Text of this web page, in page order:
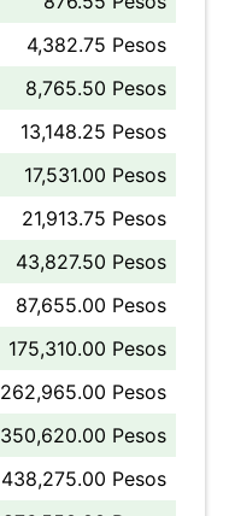
4,382.75 Pesos
8,765.50 Pesos
13,148.25 Pesos
17,531.00 Pesos
21,913.75 Pesos
43,827.50 Pesos
87,655.00 Pesos
175,310.00 Pesos
262,965.00 Pesos
350,620.00 Pesos
438,275.00 Pesos